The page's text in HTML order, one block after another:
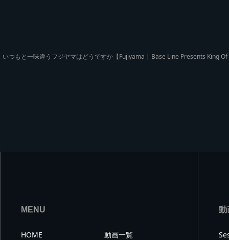
いつもと一味違うフジヤマはどうですか【Fujiyama | Base Line Presents King
MENU
HOME
動画一覧
動